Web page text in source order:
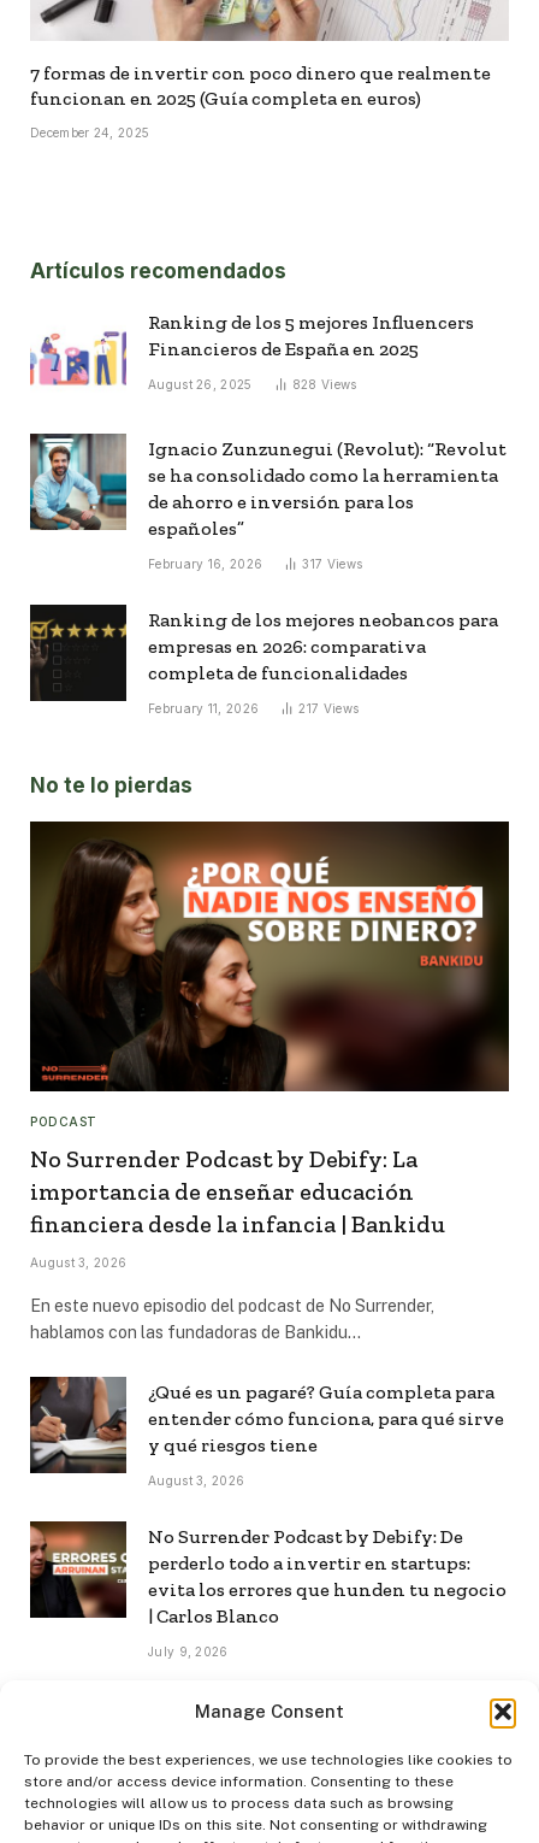
Manage Consent
To provide the best experiences, we use technologies like cookies to
store and/or access device information. Consenting to these
technologies will allow us to process data such as browsing
behavior or unique IDs on this site. Not consenting or withdrawing
7 formas de invertir con poco dinero que realmente
funcionan en 2025 (Guía completa en euros)
December 24, 2025
Artículos recomendados
Ranking de los 5 mejores Influencers
Financieros de España en 2025
August 26, 2025 828Views
Ignacio Zunzunegui (Revolut): “Revolut
se ha consolidado como la herramienta
de ahorro e inversión para los
españoles”
February 16, 2026 317 Views
Ranking de los mejores neobancos para
empresas en 2026: comparativa
completa de funcionalidades
February 11, 2026 217 Views
No te lo pierdas
PODCAST
No Surrender Podcast by Debify: La
importancia de enseñar educación
financiera desde la infancia | Bankidu
August 3, 2026
En este nuevo episodio del podcast de No Surrender,
hablamos con las fundadoras de Bankidu…
¿Qué es un pagaré? Guía completa para
entender cómo funciona, para qué sirve
y qué riesgos tiene
August 3, 2026
No Surrender Podcast by Debify: De
perderlo todo a invertir en startups:
evita los errores que hunden tu negocio
| Carlos Blanco
July 9, 2026
No Surrender Podcast by Debify: Cómo
construir una audiencia propia en la era
de la IA | Mar Manrique
July 8, 2026